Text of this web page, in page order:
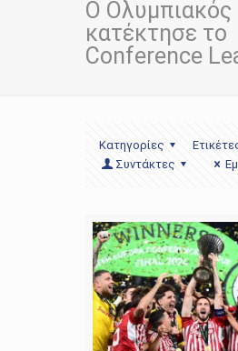
Ο Ολυμπιακός
κατέκτησε το
Conference
Κατηγορίες
Συντάκτες